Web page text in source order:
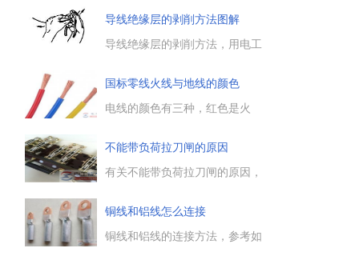
绝缘下降，三相平衡负载中，电
缆三相绝缘下降的问题怎么解
决，一起来看下。...
导线绝缘层的剥削方法图解
导线绝缘层的剥削方法，用电工
电磁线绝缘层的剖削，电力线绝
缘层的剖削，塑料硬线绝缘层的
剖削，塑料软线绝缘层的剖削
国标零线火线与地线的颜色
电线的颜色有三种，红色是火
线。在使用电线时，一定要根据
颜色来分辨。在购买电线时，去
正规的店家购买，选择质量较好
不能带负荷拉刀闸的原因
有关不能带负荷拉刀闸的原因，
很大的电弧，引起相间短路，电
力系统中使用油开关来切断电
流。...
铜线和铝线怎么连接
铜线和铝线的连接方法，参考如